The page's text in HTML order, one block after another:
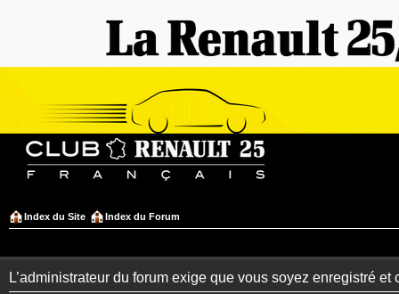
Index du Site Index du Forum
L’administrateur du forum exige que vous soyez enregistré